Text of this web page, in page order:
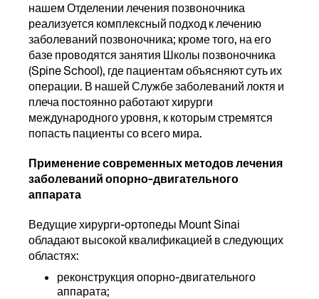
нашем Отделении лечения позвоночника
реализуется комплексный подход к лечению
заболеваний позвоночника; кроме того, на его
базе проводятся занятия Школы позвоночника
(Spine School), где пациентам объясняют суть их
операции. В нашей Службе заболеваний локтя и
плеча постоянно работают хирурги
международного уровня, к которым стремятся
попасть пациенты со всего мира.
Применение современных методов лечения
заболеваний опорно-двигательного
аппарата
Ведущие хирурги-ортопеды Mount Sinai
обладают высокой квалификацией в следующих
областях:
реконструкция опорно-двигательного
аппарата;